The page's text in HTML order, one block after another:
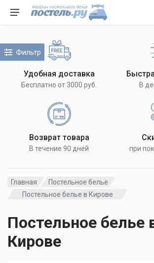
Удобная доставка
Бесплатно от 3000 руб. В
Возврат товара
В течение 90 дней при
Главная
Постельное белье
Постельное белье в Кирове
Постельное белье
Кирове
Фильтр